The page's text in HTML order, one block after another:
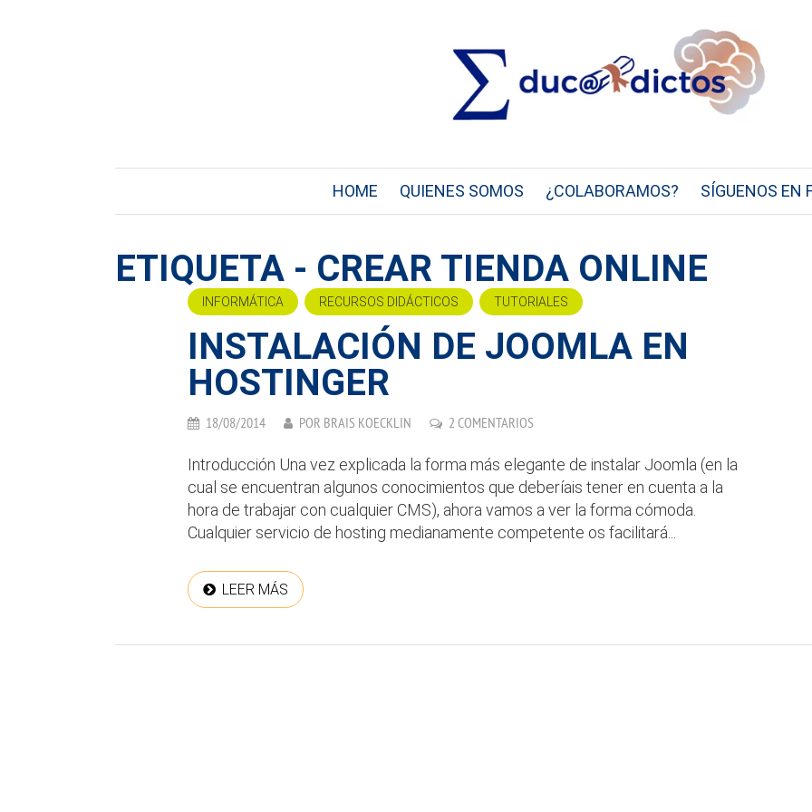
HOME QUIENES SOMOS ¿COLABORAMOS? SÍGUENOS EN
ETIQUETA - CREAR TIENDA ONLINE
INFORMÁTICA RECURSOS DIDÁCTICOS TUTORIALES
INSTALACIÓN DE JOOMLA EN
HOSTINGER
18/08/2014 POR BRAIS KOECKLIN 2 COMENTARIOS
Introducción Una vez explicada la forma más elegante de instalar Joomla (en la
cual se encuentran algunos conocimientos que deberíais tener en cuenta a la
hora de trabajar con cualquier CMS), ahora vamos a ver la forma cómoda.
Cualquier servicio de hosting medianamente competente os facilitará...
LEER MÁS